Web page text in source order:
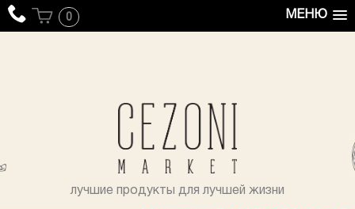
МЕНЮ
0
лучшие продукты для лучшей жизни